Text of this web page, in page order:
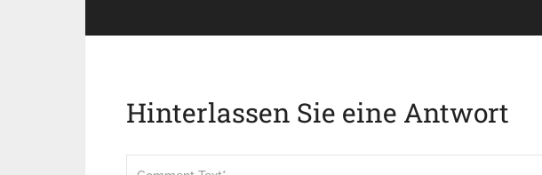
Hinterlassen Sie eine Antwort